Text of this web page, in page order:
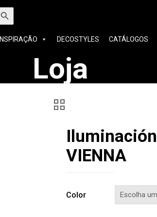
Search Button
INSPIRAÇÃO DECOSTYLES CATÁLOGOS
Loja
VIENNA
Color